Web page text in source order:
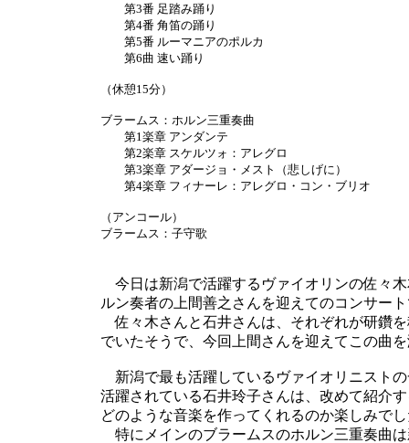
第3番 足踏み踊り
第4番 角笛の踊り
第5番 ルーマニアのポルカ
第6曲 速い踊り
（休憩15分）
ブラームス：ホルン三重奏曲
第1楽章 アンダンテ
第2楽章 スケルツォ：アレグロ
第3楽章 アダージョ・メスト（悲しげに）
第4楽章 フィナーレ：アレグロ・コン・ブリオ
（アンコール）
ブラームス：子守歌
今日は新潟で活躍するヴァイオリンの佐々
ルン奏者の上間善之さんを迎えてのコンサー
佐々木さんと石井さんは、それぞれが研鑽
でいたそうで、今回上間さんを迎えてこの曲
新潟で最も活躍しているヴァイオリニスト
活躍されている石井玲子さんは、改めて紹介
どのような音楽を作ってくれるのか楽しみで
特にメインのブラームスのホルン三重奏曲